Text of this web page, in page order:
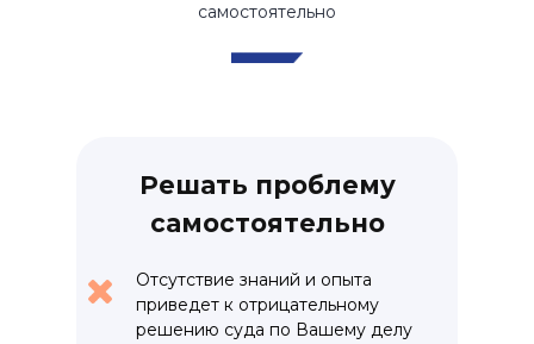
самостоятельно
Решать проблему
самостоятельно
Отсутствие знаний и опыта
приведет к отрицательному
решению суда по Вашему делу